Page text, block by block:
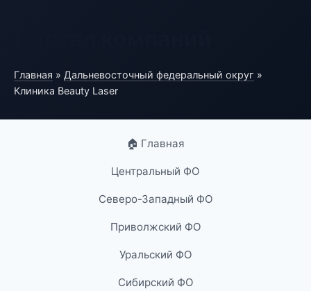
Главная » Дальневосточный федеральный округ »
Клиника Beauty Laser
🏠 Главная
Центральный ФО
Северо-Западный ФО
Приволжский ФО
Уральский ФО
Сибирский ФО